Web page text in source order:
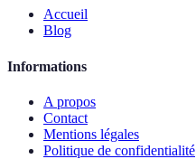
Accueil
Blog
Informations
A propos
Contact
Mentions légales
Politique de confidentialité